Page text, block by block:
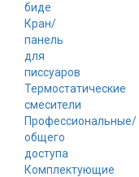
биде
Кран/
панель
для
писсуаров
Термостатические
смесители
Профессиональные/
общего
доступа
Комплектующие